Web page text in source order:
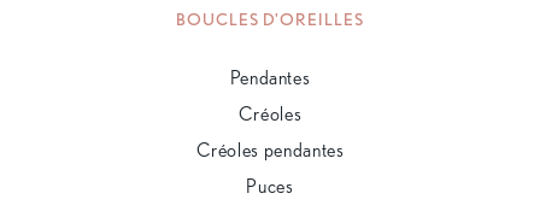
BOUCLES D'OREILLES
Pendantes
Créoles
Créoles pendantes
Puces